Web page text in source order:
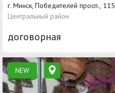
г. Минск, Победителей просп., 115
Центральный район
договорная
NEW